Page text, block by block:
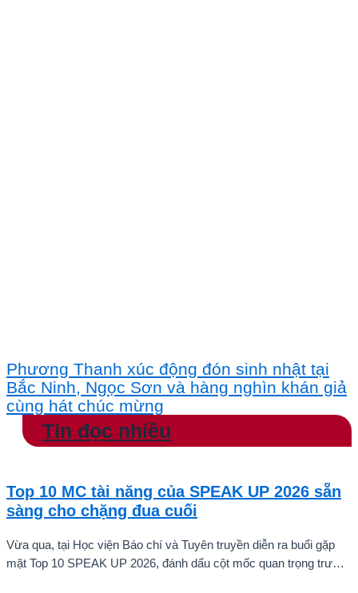
Phương Thanh xúc động đón sinh nhật tại
Bắc Ninh, Ngọc Sơn và hàng nghìn khán giả
cùng hát chúc mừng
Tin đọc nhiều
Top 10 MC tài năng của SPEAK UP 2026 sẵn
sàng cho chặng đua cuối
Vừa qua, tại Học viện Báo chí và Tuyên truyền diễn ra buổi gặp
mặt Top 10 SPEAK UP 2026, đánh dấu cột mốc quan trọng trước